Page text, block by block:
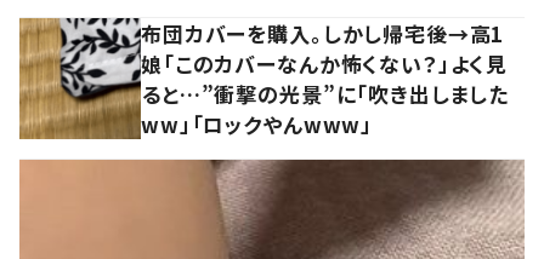
布団カバーを購入。しかし帰宅後→高1
娘「このカバーなんか怖くない？」よく見
ると…”衝撃の光景”に「吹き出しました
ww」「ロックやんwww」